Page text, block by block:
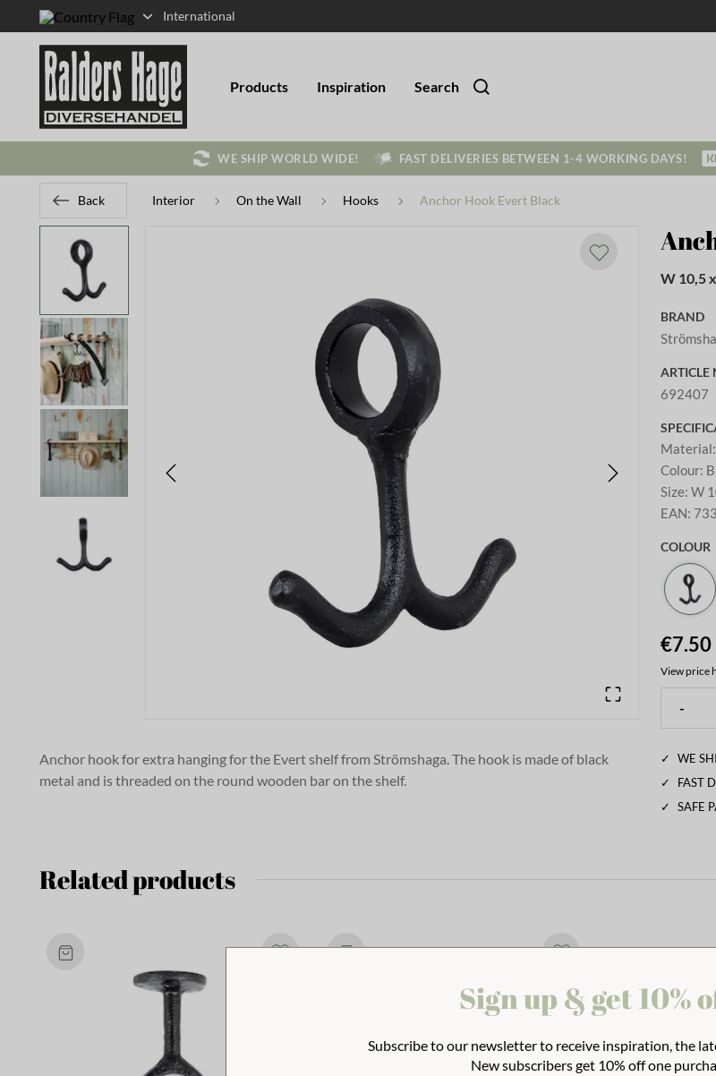
International
Products Inspiration Search
WE SHIP WORLD WIDE! FAST DELIVERIES BETWEEN 1-4 WORKING DAYS!
Back Interior On the Wall Hooks Anchor Hook Evert Black
Anchor hook for extra hanging for the Evert shelf from Strömshaga. The hook is made of black
metal and is threaded on the round wooden bar on the shelf.
W 10,5
BRAND
ARTICLE
692407
Material
Colour:
Size:W
EAN:
COLOUR
€7.50
View price
-
✓
WE
✓
FAST
✓
SAFE
Related products
Sign up & get 10%
Subscribe to our newsletter to receive inspiration, the
New subscribers get 10% off one